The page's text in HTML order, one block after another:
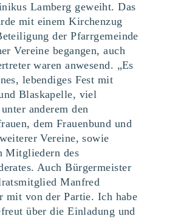
Lamberg geweiht. Das
mit einem Kirchenzug
der Pfarrgemeinde
Vereine begangen, auch
waren anwesend. „Es
lebendiges Fest mit
Blaskapelle, viel
anderem den
dem Frauenbund und
Vereine, sowie
Mitgliedern des
Auch Bürgermeister
Manfred
mit von der Partie. Ich habe
über die Einladung und